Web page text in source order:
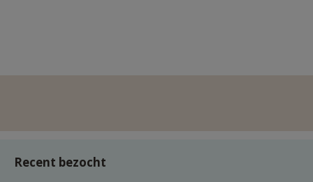
Recent bezocht